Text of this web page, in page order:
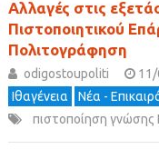
Αλλαγές στις
Πιστοποιητικού
Πολιτογράφηση
odigostoupoliti
Ιθαγένεια
Νέα -
πιστοποίηση γνώσης